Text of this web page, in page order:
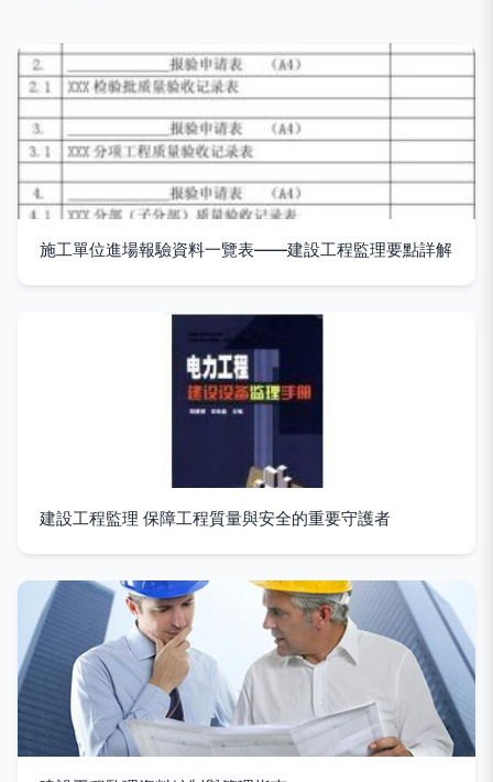
施工單位進場報驗資料一覽表——建設工程監理要點詳解
建設工程監理 保障工程質量與安全的重要守護者